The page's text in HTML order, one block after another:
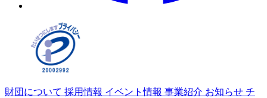
財団について 採用情報 イベント情報 事業紹介 お知らせ チ